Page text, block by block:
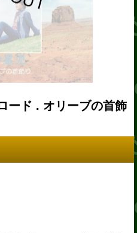
ード . オリーブの首飾